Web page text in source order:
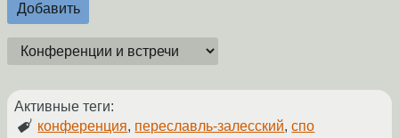
Добавить
Активные теги:
конференция, переславль-залесский,спо